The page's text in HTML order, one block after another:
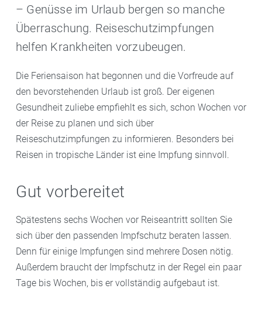
– Genüsse im Urlaub bergen so manche
Überraschung. Reiseschutzimpfungen
helfen Krankheiten vorzubeugen.
Die Feriensaison hat begonnen und die Vorfreude auf
den bevorstehenden Urlaub ist groß. Der eigenen
Gesundheit zuliebe empfiehlt es sich, schon Wochen vor
der Reise zu planen und sich über
Reiseschutzimpfungen zu informieren. Besonders bei
Reisen in tropische Länder ist eine Impfung sinnvoll.
Gut vorbereitet
Spätestens sechs Wochen vor Reiseantritt sollten Sie
sich über den passenden Impfschutz beraten lassen.
Denn für einige Impfungen sind mehrere Dosen nötig.
Außerdem braucht der Impfschutz in der Regel ein paar
Tage bis Wochen, bis er vollständig aufgebaut ist.